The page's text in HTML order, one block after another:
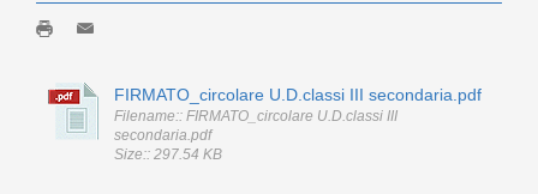
FIRMATO_circolare U.D.classi III secondaria.pdf
Filename:: FIRMATO_circolare U.D.classi III
secondaria.pdf
Size:: 297.54 KB